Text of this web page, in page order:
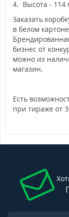
4. Высота - 114
Заказать
в белом
бизнес от
можно из
магазин.
Есть
при тираже от